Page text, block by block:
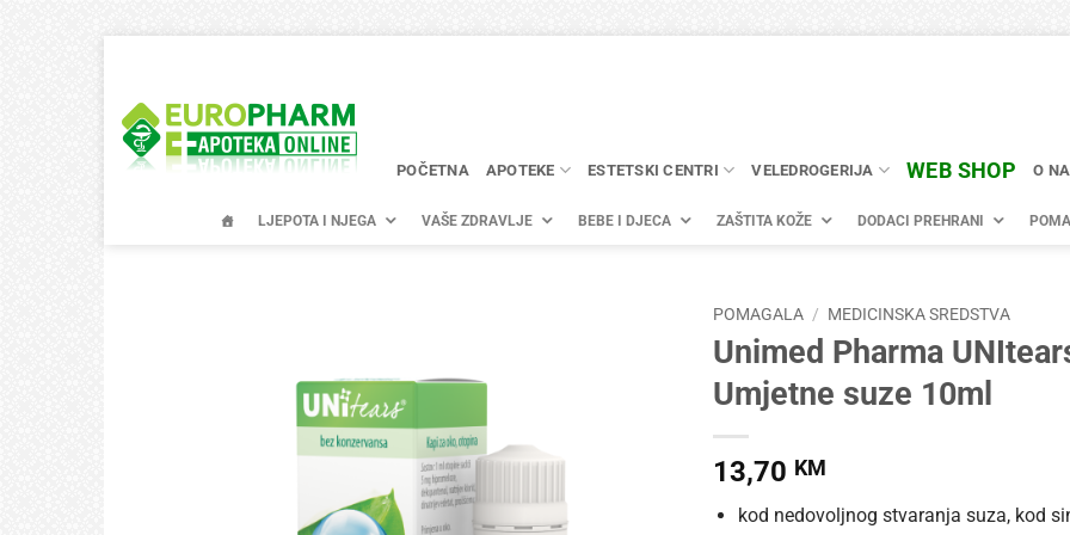
content
POČETNA APOTEKE ESTETSKI CENTRI VELEDROGERIJA WEB SHOP O
LJEPOTA I NJEGA VAŠE ZDRAVLJE BEBE I DJECA ZAŠTITA KOŽE DODACI PREHRANI
POMAGALA / MEDICINSKA SREDSTVA
Unimed Pharma
Umjetne suze 10ml
13,70 KM
kod nedovoljnog stvaranja suza, kod